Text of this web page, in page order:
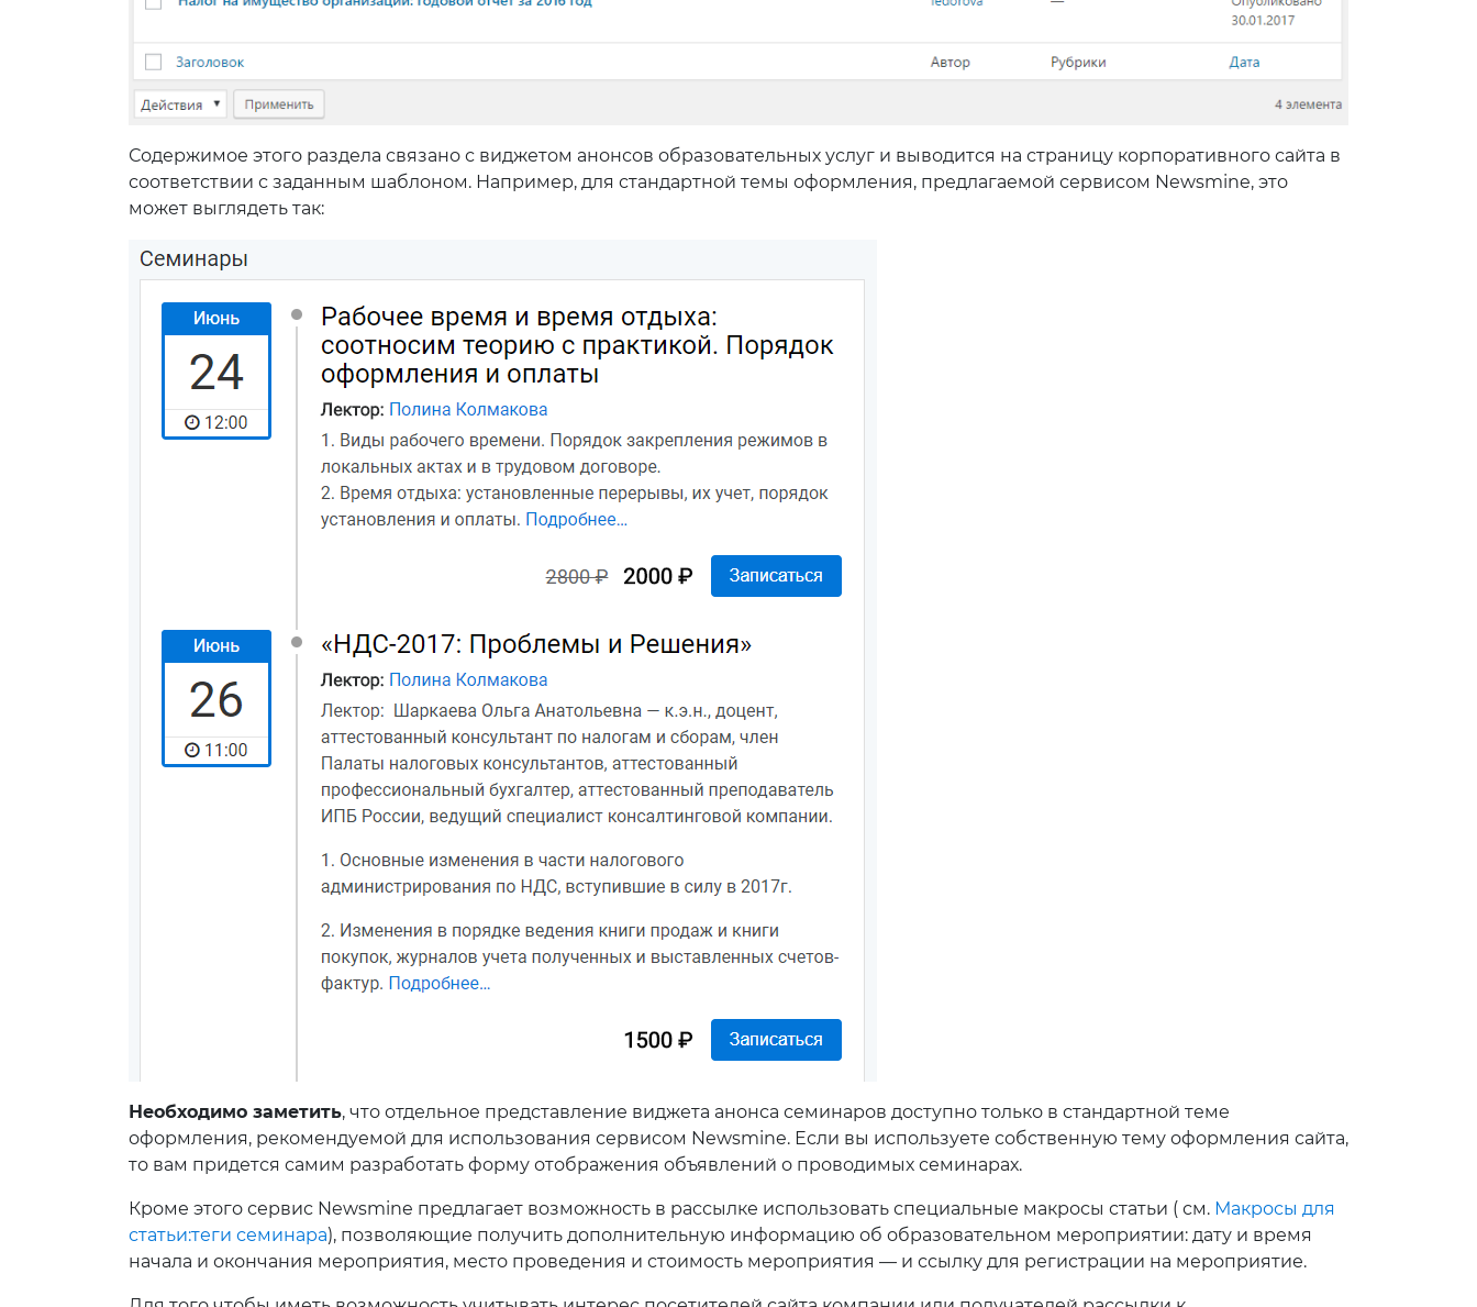
Содержимое этого раздела связано с виджетом анонсов образовательных услуг и выводится на страницу корпоративного сайта в
соответствии с заданным шаблоном. Например, для стандартной темы оформления, предлагаемой сервисом Newsmine, это
может выглядеть так:
Необходимо заметить, что отдельное представление виджета анонса семинаров доступно только в стандартной теме
оформления, рекомендуемой для использования сервисом Newsmine. Если вы используете собственную тему оформления сайта,
то вам придется самим разработать форму отображения объявлений о проводимых семинарах.
Кроме этого сервис Newsmine предлагает возможность в рассылке использовать специальные макросы статьи ( см. Макросы для
статьи:теги семинара), позволяющие получить дополнительную информацию об образовательном мероприятии: дату и время
начала и окончания мероприятия, место проведения и стоимость мероприятия — и ссылку для регистрации на мероприятие.